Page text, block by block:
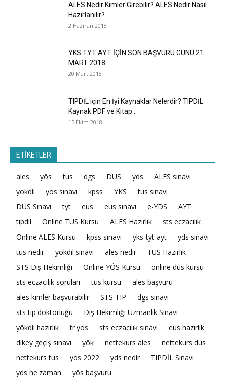
ALES Nedir Kimler Girebilir? ALES Nedir Nasıl
Hazırlanılır?
2 Haziran 2018
YKS TYT AYT İÇİN SON BAŞVURU GÜNÜ 21
MART 2018
20 Mart 2018
TIPDİL için En İyi Kaynaklar Nelerdir? TIPDİL
Kaynak PDF ve Kitap...
15 Ekim 2018
ETİKETLER
ales yös tus dgs DUS yds
ALES sınavı
yokdil
yös sınavı kpss YKS
tus sınavı
DUS Sınavı
tyt eus eus sınavı e-YDS
AYT
tıpdil
Online TUS Kursu ALES Hazırlık
sts eczacılık
Online ALES Kursu
kpss sınavı yks-tyt-ayt
yds sınavı
tus nedir
yökdil sınavı ales nedir
TUS Hazırlık
STS Diş Hekimliği
Online YÖS Kursu
online dus kursu
sts eczacılık soruları
tus kursu
ales başvuru
ales kimler başvurabilir
STS TIP
dgs sınavı
sts tıp doktorluğu
Diş Hekimliği Uzmanlık Sınavı
yökdil hazırlık
tr yös sts eczacılık sınavı
eus hazırlık
dikey geçiş sınavı
yök nettekurs ales
nettekurs dus
nettekurs tus
yös 2022 yds nedir
TIPDİL Sınavı
yds ne zaman
yös başvuru